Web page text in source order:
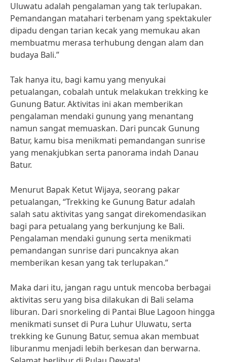
Uluwatu adalah pengalaman yang tak terlupakan.
Pemandangan matahari terbenam yang spektakuler
dipadu dengan tarian kecak yang memukau akan
membuatmu merasa terhubung dengan alam dan
budaya Bali.”
Tak hanya itu, bagi kamu yang menyukai
petualangan, cobalah untuk melakukan trekking ke
Gunung Batur. Aktivitas ini akan memberikan
pengalaman mendaki gunung yang menantang
namun sangat memuaskan. Dari puncak Gunung
Batur, kamu bisa menikmati pemandangan sunrise
yang menakjubkan serta panorama indah Danau
Batur.
Menurut Bapak Ketut Wijaya, seorang pakar
petualangan, “Trekking ke Gunung Batur adalah
salah satu aktivitas yang sangat direkomendasikan
bagi para petualang yang berkunjung ke Bali.
Pengalaman mendaki gunung serta menikmati
pemandangan sunrise dari puncaknya akan
memberikan kesan yang tak terlupakan.”
Maka dari itu, jangan ragu untuk mencoba berbagai
aktivitas seru yang bisa dilakukan di Bali selama
liburan. Dari snorkeling di Pantai Blue Lagoon hingga
menikmati sunset di Pura Luhur Uluwatu, serta
trekking ke Gunung Batur, semua akan membuat
liburanmu menjadi lebih berkesan dan berwarna.